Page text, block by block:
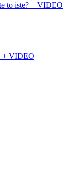
to iste? + VIDEO
+ VIDEO